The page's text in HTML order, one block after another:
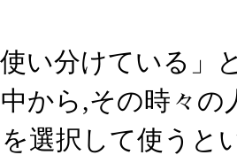
い分けている」
から,その時々の
選択して使うと